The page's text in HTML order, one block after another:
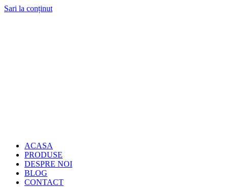
Sari la conținut
ACASA
PRODUSE
DESPRE NOI
BLOG
CONTACT